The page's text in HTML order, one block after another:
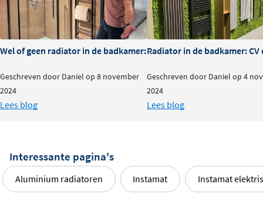
Deze radiator is vervaardigd uithoogwaardig
aluminium, een materiaal dat bekend staat om zijn
uitstekende warmtegeleidende eigenschappen.
Aluminium warmt snel op en geeft de warmte efficiënt af
aan de ruimte, waardoor je snel en comfortabel geniet
van een aangename temperatuur. Bovendien is
Plug & play installatie
De elektrische uitvoering maakt installatie eenvoudig: je
Wel of geen radiator in de badkamer: is het nodig?
Geschreven door Daniel op 8 november
2024
Lees blog
Radiator in de badkamer:
Geschreven door Daniel op 4
2024
Lees blog
Interessante pagina's
Aluminium radiatoren Instamat Instamat